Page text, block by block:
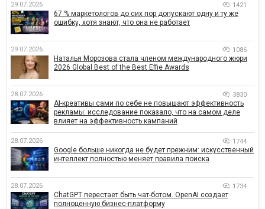
29.07.2026 1421
67 % маркетологов до сих пор допускают одну и ту же
ошибку, хотя знают, что она не работает
29.07.2026 1086
Наталья Морозова стала членом международного жюри
2026 Global Best of the Best Effie Awards
28.07.2026 3830
AI-креативы сами по себе не повышают эффективность
рекламы: исследование показало, что на самом деле
влияет на эффективность кампаний
28.07.2026 1744
Google больше никогда не будет прежним: искусственный
интеллект полностью меняет правила поиска
28.07.2026 1734
ChatGPT перестает быть чат-ботом. OpenAI создает
полноценную бизнес-платформу